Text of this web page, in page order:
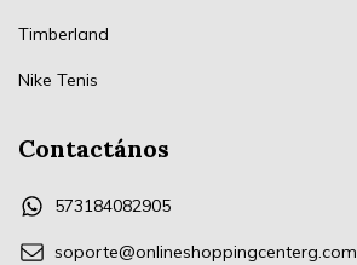
Timberland
Nike Tenis
Contactános
573184082905
soporte@onlineshoppingcenterg.com